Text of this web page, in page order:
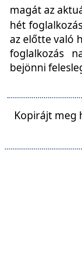
magát az
hét
az előtte való
foglalkozás
bejönni
Kopirájt meg